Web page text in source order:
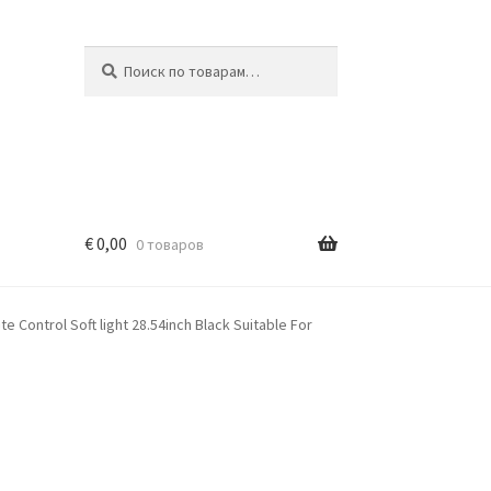
€0,00 0 товаров
Control Soft light 28.54inch Black Suitable For